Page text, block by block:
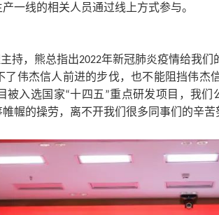
一线的相关人员通过线上方式参与。
持，熊总指出2022年新冠肺炎疫情给我
伟杰信人前进的步伐，也不能阻挡伟杰
被入选国家“十四五”重点研发项目，我
幄的操劳，离不开我们很多同事们的辛苦